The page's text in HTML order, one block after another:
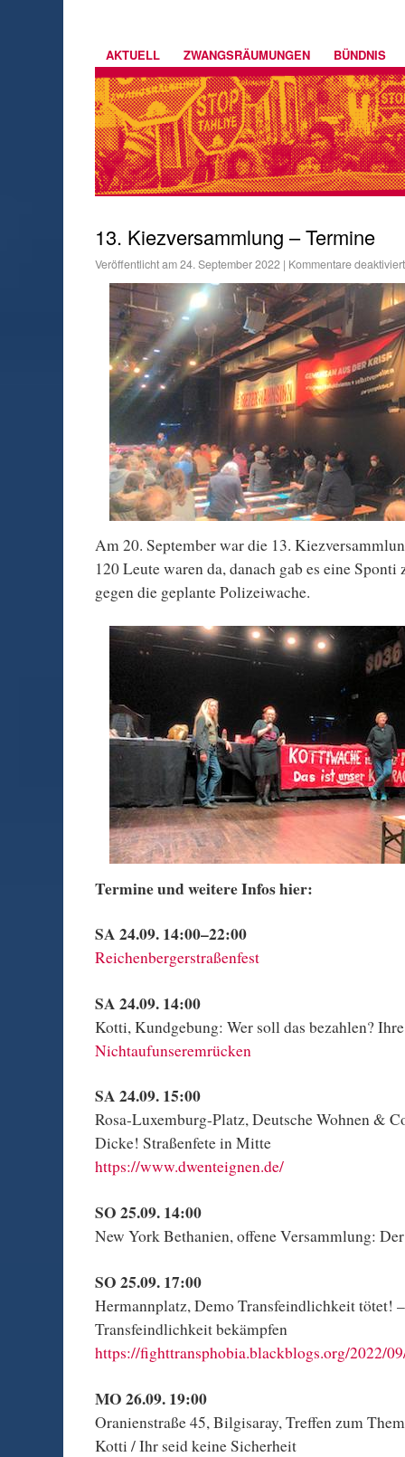
AKTUELL ZWANGSRÄUMUNGEN BÜNDNIS
13. Kiezversammlung – Termine
Veröffentlicht am24. September 2022 | Kommentare deaktiviert
Am 20. September war die 13.
120 Leute waren da, danach gab es eine
gegen die geplante Polizeiwache.
Termine und weitere Infos hier:
SA 24.09. 14:00–22:00
Reichenbergerstraßenfest
SA 24.09. 14:00
Kotti, Kundgebung: Wer soll das bezahlen?
Nichtaufunseremrücken
SA 24.09. 15:00
Rosa-Luxemburg-Platz, Deutsche Wohnen &
Dicke! Straßenfete in Mitte
https://www.dwenteignen.de/
SO 25.09. 14:00
New York Bethanien, offene Versammlung:
SO 25.09. 17:00
Hermannplatz, Demo Transfeindlichkeit tötet!
Transfeindlichkeit bekämpfen
https://fighttransphobia.blackblogs.org/2022/
MO 26.09. 19:00
Oranienstraße 45, Bilgisaray, Treffen zum
Kotti / Ihr seid keine Sicherheit